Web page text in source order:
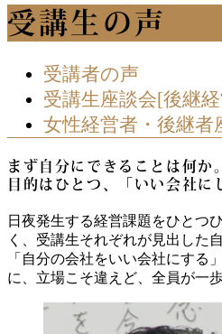
受講生の声
受講者の声
受講生座談会[後継
女性経営者・後継者
まず自分にできることは何か。
目的はひとつ、「いい会社に
日夜発生する経営課題をひとつ
く、受講生それぞれが見出した
「自分の会社をいい会社にする
に、立場こそ違えど、全員が一